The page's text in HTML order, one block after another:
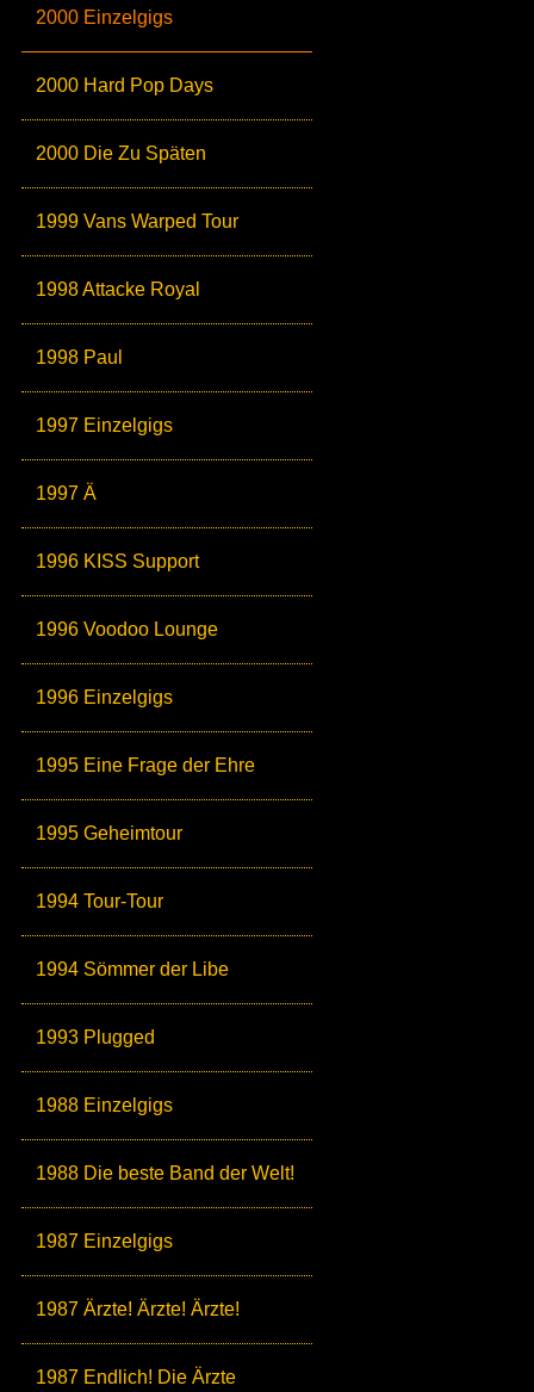
2000 Einzelgigs
2000 Hard Pop Days
2000 Die Zu Späten
1999 Vans Warped Tour
1998 Attacke Royal
1998 Paul
1997 Einzelgigs
1997 Ä
1996 KISS Support
1996 Voodoo Lounge
1996 Einzelgigs
1995 Eine Frage der Ehre
1995 Geheimtour
1994 Tour-Tour
1994 Sömmer der Libe
1993 Plugged
1988 Einzelgigs
1988 Die beste Band der Welt!
1987 Einzelgigs
1987 Ärzte! Ärzte! Ärzte!
1987 Endlich! Die Ärzte